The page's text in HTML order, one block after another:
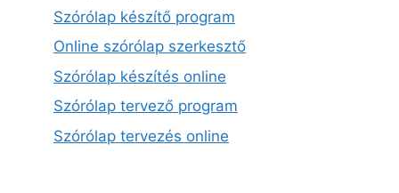
Szórólap készítő program
Online szórólap szerkesztő
Szórólap készítés online
Szórólap tervező program
Szórólap tervezés online